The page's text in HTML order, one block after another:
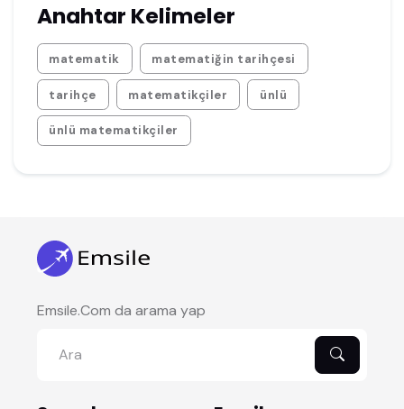
Anahtar Kelimeler
matematik matematiğin tarihçesi
tarihçe matematikçiler ünlü
ünlü matematikçiler
Emsile.Com da arama yap